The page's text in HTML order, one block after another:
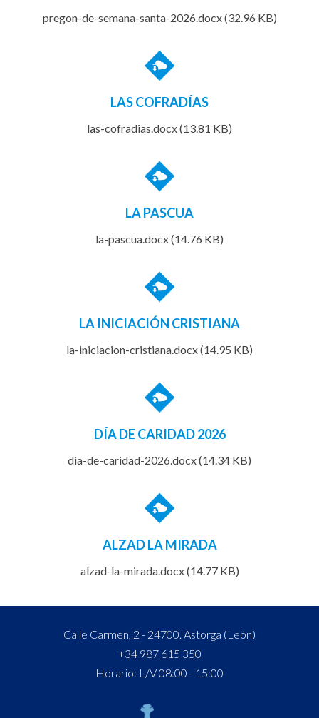
pregon-de-semana-santa-2026.docx (32.96 KB)
LAS COFRADÍAS
las-cofradias.docx (13.81 KB)
LA PASCUA
la-pascua.docx (14.76 KB)
LA INICIACIÓN CRISTIANA
la-iniciacion-cristiana.docx (14.95 KB)
DÍA DE CARIDAD 2026
dia-de-caridad-2026.docx (14.34 KB)
ALZAD LA MIRADA
alzad-la-mirada.docx (14.77 KB)
Calle Carmen, 2 - 24700. Astorga (León)
+34 987 615 350
Horario: L/V 08:00 - 15:00